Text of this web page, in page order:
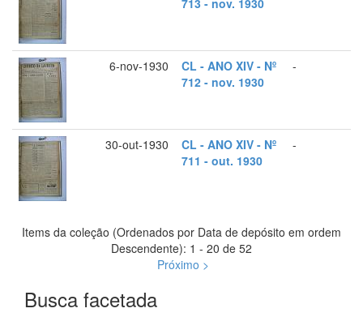
6-nov-1930
CL - ANO XIV - Nº
712 - nov. 1930
-
30-out-1930
CL - ANO XIV - Nº
711 - out. 1930
-
Items da coleção (Ordenados por Data de depósito em ordem
Descendente): 1 - 20 de 52
Próximo >
Busca facetada